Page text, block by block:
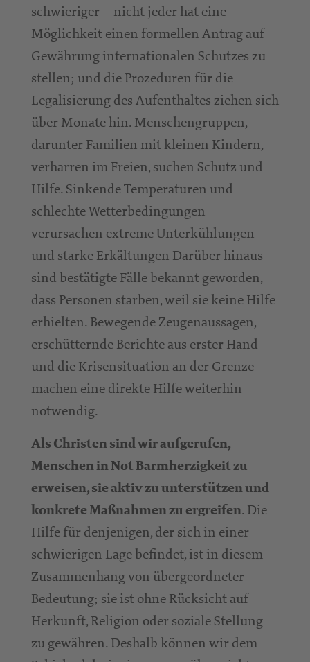
schwieriger – nicht jeder hat eine
Möglichkeit einen formellen Antrag auf
Gewährung internationalen Schutzes zu
stellen; und die Prozeduren für die
Legalisierung des Aufenthaltes ziehen sich
über Monate hin. Menschengruppen,
darunter Familien mit kleinen Kindern,
verharren im Freien, suchen Schutz und
Hilfe. Sinkende Temperaturen und
schlechte Wetterbedingungen
verursachen extreme Unterkühlungen
und starke Erkältungen Darüber hinaus
sind bestätigte Fälle bekannt geworden,
dass Personen starben, weil sie keine Hilfe
erhielten. Bewegende Zeugenaussagen,
erschütternde Berichte aus erster Hand
und die Krisensituation an der Grenze
machen eine direkte Hilfe weiterhin
notwendig.
Als Christen sind wir aufgerufen,
Menschen in Not Barmherzigkeit zu
erweisen, sie aktiv zu unterstützen und
konkrete Maßnahmen zu ergreifen. Die
Hilfe für denjenigen, der sich in einer
schwierigen Lage befindet, ist in diesem
Zusammenhang von übergeordneter
Bedeutung; sie ist ohne Rücksicht auf
Herkunft, Religion oder soziale Stellung
zu gewähren. Deshalb können wir dem